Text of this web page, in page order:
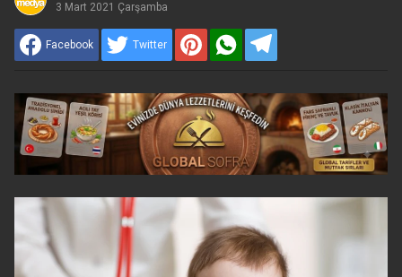
3 Mart 2021 Çarşamba
Facebook Twitter